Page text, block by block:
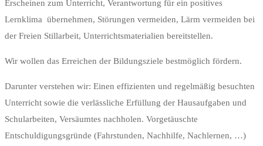
Erscheinen zum Unterricht, Verantwortung für ein positives
Lernklima übernehmen, Störungen vermeiden, Lärm vermeiden bei
der Freien Stillarbeit, Unterrichtsmaterialien bereitstellen.
Wir wollen das Erreichen der Bildungsziele bestmöglich fördern.
Darunter verstehen wir: Einen effizienten und regelmäßig besuchten
Unterricht sowie die verlässliche Erfüllung der Hausaufgaben und
Schularbeiten, Versäumtes nachholen. Vorgetäuschte
Entschuldigungsgründe (Fahrstunden, Nachhilfe, Nachlernen, …)